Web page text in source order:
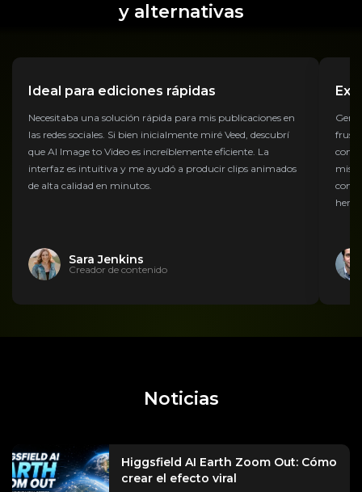
y alternativas
Ideal para ediciones rápidas
Necesitaba una solución rápida para mis publicaciones en
las redes sociales. Si bien inicialmente miré Veed, descubrí
que AI Image to Video es increíblemente eficiente. La
interfaz es intuitiva y me ayudó a producir clips animados
de alta calidad en minutos.
Sara Jenkins
Creador de contenido
mis
Noticias
Higgsfield AI Earth Zoom Out: Cómo
crear el efecto viral